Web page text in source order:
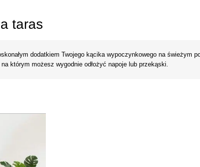
taras
dodatkiem Twojego kącika wypoczynkowego na świeżym
którym możesz wygodnie odłożyć napoje lub przekąski.